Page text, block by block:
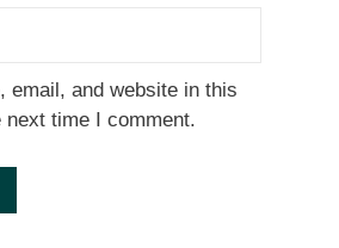
email, and website in this
next time I comment.